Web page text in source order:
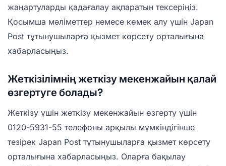
жаңартуларды қадағалау ақпаратын тексеріңіз.
Қосымша мәліметтер немесе көмек алу үшін Japan
Post тұтынушыларға қызмет көрсету орталығына
хабарласыңыз.
Жеткізілімнің жеткізу мекенжайын қалай
өзгертуге болады?
Жеткізу үшін жеткізу мекенжайын өзгерту үшін
0120-5931-55 телефоны арқылы мүмкіндігінше
тезірек Japan Post тұтынушыларға қызмет көрсету
орталығына хабарласыңыз. Оларға бақылау